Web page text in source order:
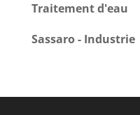
Traitement d'eau
Sassaro - Industrie